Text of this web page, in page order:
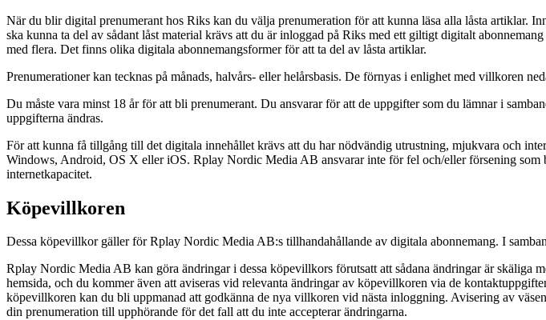
När du blir digital prenumerant hos Riks kan du välja prenumeration för att kunna läsa alla låsta artiklar.
ska kunna ta del av sådant låst material krävs att du är inloggad på Riks med ett giltigt digitalt
med flera. Det finns olika digitala abonnemangsformer för att ta del av låsta artiklar.
Prenumerationer kan tecknas på månads, halvårs- eller helårsbasis. De förnyas i enlighet med villkoren
Du måste vara minst 18 år för att bli prenumerant. Du ansvarar för att de uppgifter som du lämnar i
uppgifterna ändras.
För att kunna få tillgång till det digitala innehållet krävs att du har nödvändig utrustning, mjukvara och
Windows, Android, OS X eller iOS. Rplay Nordic Media AB ansvarar inte för fel och/eller försening
internetkapacitet.
Köpevillkoren
Dessa köpevillkor gäller för Rplay Nordic Media AB:s tillhandahållande av digitala abonnemang. I
Rplay Nordic Media AB kan göra ändringar i dessa köpevillkors förutsatt att sådana ändringar är
hemsida, och du kommer även att aviseras vid relevanta ändringar av köpevillkoren via de
köpevillkoren kan du bli uppmanad att godkänna de nya villkoren vid nästa inloggning. Avisering av
din prenumeration till upphörande för det fall att du inte accepterar ändringarna.